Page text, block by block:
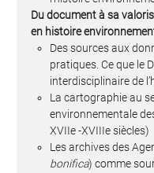
Du document à sa
en histoire
Des sources aux
pratiques. Ce que le
interdisciplinaire de
La cartographie au
environnementale
XVIIe -XVIIIe siècles)
Les archives des
bonifica) comme